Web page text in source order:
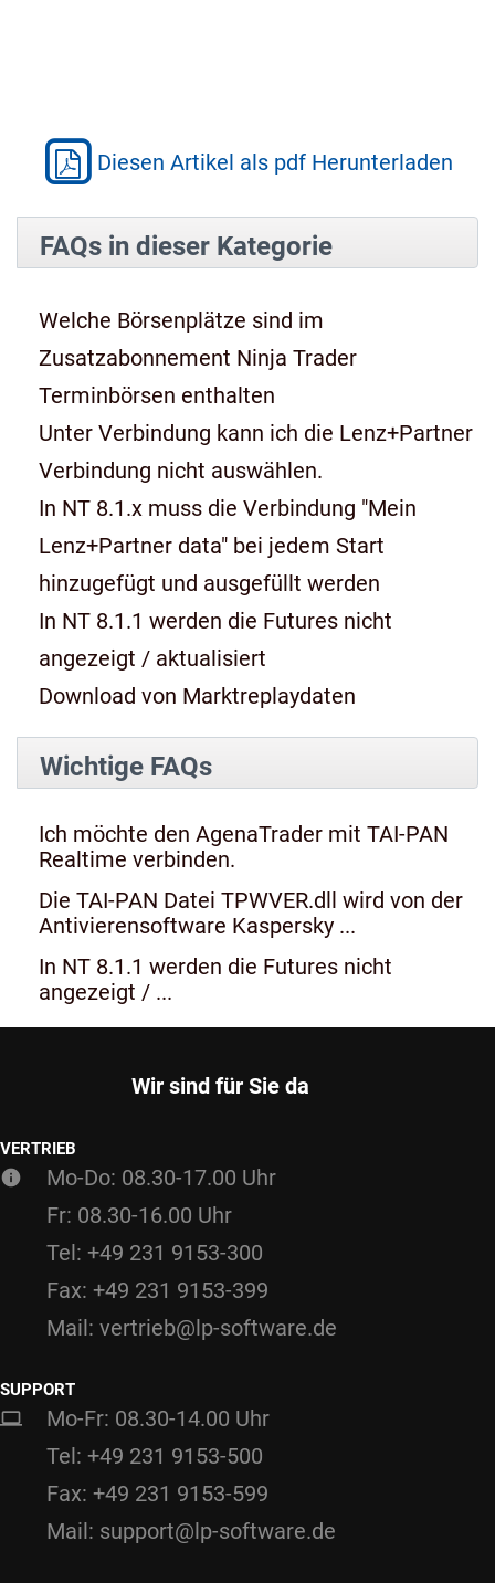
Diesen Artikel als pdf Herunterladen
FAQs in dieser Kategorie
Welche Börsenplätze sind im
Zusatzabonnement Ninja Trader
Terminbörsen enthalten
Unter Verbindung kann ich die Lenz+Partner
Verbindung nicht auswählen.
In NT 8.1.x muss die Verbindung "Mein
Lenz+Partner data" bei jedem Start
hinzugefügt und ausgefüllt werden
In NT 8.1.1 werden die Futures nicht
angezeigt / aktualisiert
Download von Marktreplaydaten
Wichtige FAQs
Ich möchte den AgenaTrader mit TAI-PAN
Realtime verbinden.
Die TAI-PAN Datei TPWVER.dll wird von der
Antivierensoftware Kaspersky ...
In NT 8.1.1 werden die Futures nicht
angezeigt / ...
Wir sind für Sie da
VERTRIEB
Mo-Do: 08.30-17.00 Uhr
Fr: 08.30-16.00 Uhr
Tel: +49 231 9153-300
Fax: +49 231 9153-399
Mail: vertrieb@lp-software.de
SUPPORT
Mo-Fr: 08.30-14.00 Uhr
Tel: +49 231 9153-500
Fax: +49 231 9153-599
Mail: support@lp-software.de